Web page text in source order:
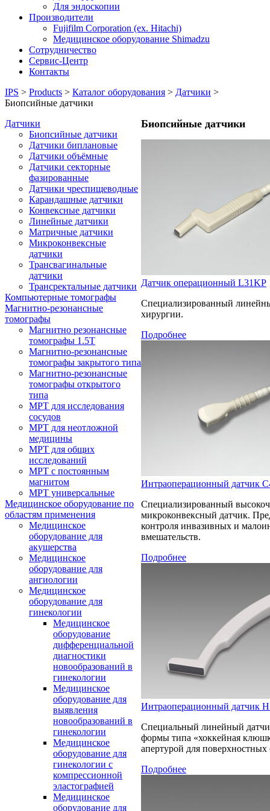
Для эндоскопии
Производители
Fujifilm Corporation (ex. Hitachi)
Медицинское оборудование Shimadzu
Сотрудничество
Сервис-Центр
Контакты
IPS > Products > Каталог оборудования > Датчики >
Биопсийные датчики
Датчики
Биопсийные датчики
Датчики биплановые
Датчики объёмные
Датчики секторные
фазированные
Датчики чреспищеводные
Карандашные датчики
Конвексные датчики
Линейные датчики
Матричные датчики
Микроконвексные
датчики
Трансвагинальные
датчики
Трансректальные датчики
Компьютерные томографы
Магнитно-резонансные
томографы
Магнитно резонансные
томографы 1.5Т
Магнитно-резонансные
томографы закрытого типа
Магнитно-резонансные
томографы открытого
типа
МРТ для исследования
сосудов
МРТ для неотложной
медицины
МРТ для общих
исследований
МРТ с постоянным
магнитом
МРТ универсальные
Медицинское оборудование по
областям применения
Медицинское
оборудование для
акушерства
Медицинское
оборудование для
ангиологии
Медицинское
оборудование для
гинекологии
Медицинское
оборудование
дифференциальной
диагностики
новообразований в
гинекологии
Медицинское
оборудование для
выявления
новообразований в
гинекологии
Медицинское
оборудование для
гинекологии с
компрессионной
эластографией
Медицинское
оборудование для
Биопсийные датчики
Датчик операционный L31KP
Специализированный
хирургии.
Подробнее
Интраоперационный датчик
Специализированный
микроконвексный датчик.
контроля инвазивных и
вмешательств.
Подробнее
Интраоперационный датчик
Специальный линейный
формы типа «хоккейная
апертурой для поверхностных
Подробнее